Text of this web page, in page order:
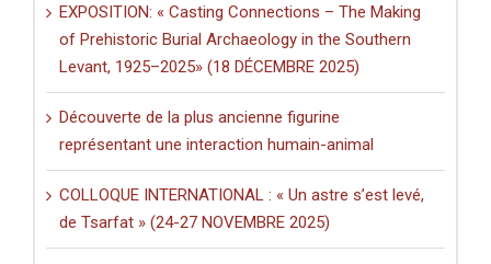
EXPOSITION: « Casting Connections – The Making
of Prehistoric Burial Archaeology in the Southern
Levant, 1925–2025» (18 DÉCEMBRE 2025)
Découverte de la plus ancienne figurine
représentant une interaction humain-animal
COLLOQUE INTERNATIONAL : « Un astre s’est levé,
de Tsarfat » (24-27 NOVEMBRE 2025)